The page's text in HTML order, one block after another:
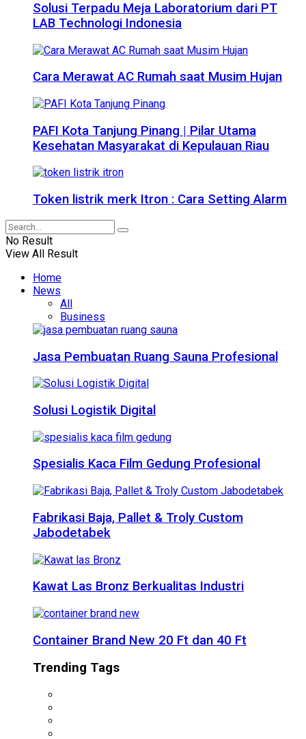
Solusi Terpadu Meja Laboratorium dari PT
LAB Technologi Indonesia
Cara Merawat AC Rumah saat Musim Hujan
PAFI Kota Tanjung Pinang | Pilar Utama
Kesehatan Masyarakat di Kepulauan Riau
Token listrik merk Itron : Cara Setting Alarm
No Result
View All Result
Home
News
All
Business
Jasa Pembuatan Ruang Sauna Profesional
Solusi Logistik Digital
Spesialis Kaca Film Gedung Profesional
Fabrikasi Baja, Pallet & Troly Custom
Jabodetabek
Kawat Las Bronz Berkualitas Industri
Container Brand New 20 Ft dan 40 Ft
Trending Tags